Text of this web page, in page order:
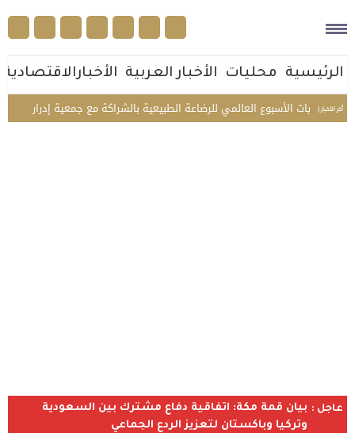
الرئيسية محليات الأخبار العربية الأخبارالاقتصادية
أخر الأخبار |
فعاليات الأسبوع العالمي للرضاعة الطبيعية بالشراكة مع جمعية إدرار
عاجل : بيان قمة مكة: اتفاقية دفاع مشترك بين السعودية
وتركيا وباكستان لتعزيز الردع الجماعي